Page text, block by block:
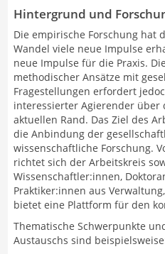
Hintergrund und
Die empirische Forschung hat
Wandel viele neue Impulse
neue Impulse für die Praxis.
methodischer Ansätze mit
Fragestellungen erfordert
interessierter Agierender über
aktuellen Rand. Das Ziel des
die Anbindung der
wissenschaftliche Forschung.
richtet sich der Arbeitskreis
Wissenschaftler:innen,
Praktiker:innen aus
bietet eine Plattform für den
Thematische Schwerpunkte
Austauschs sind